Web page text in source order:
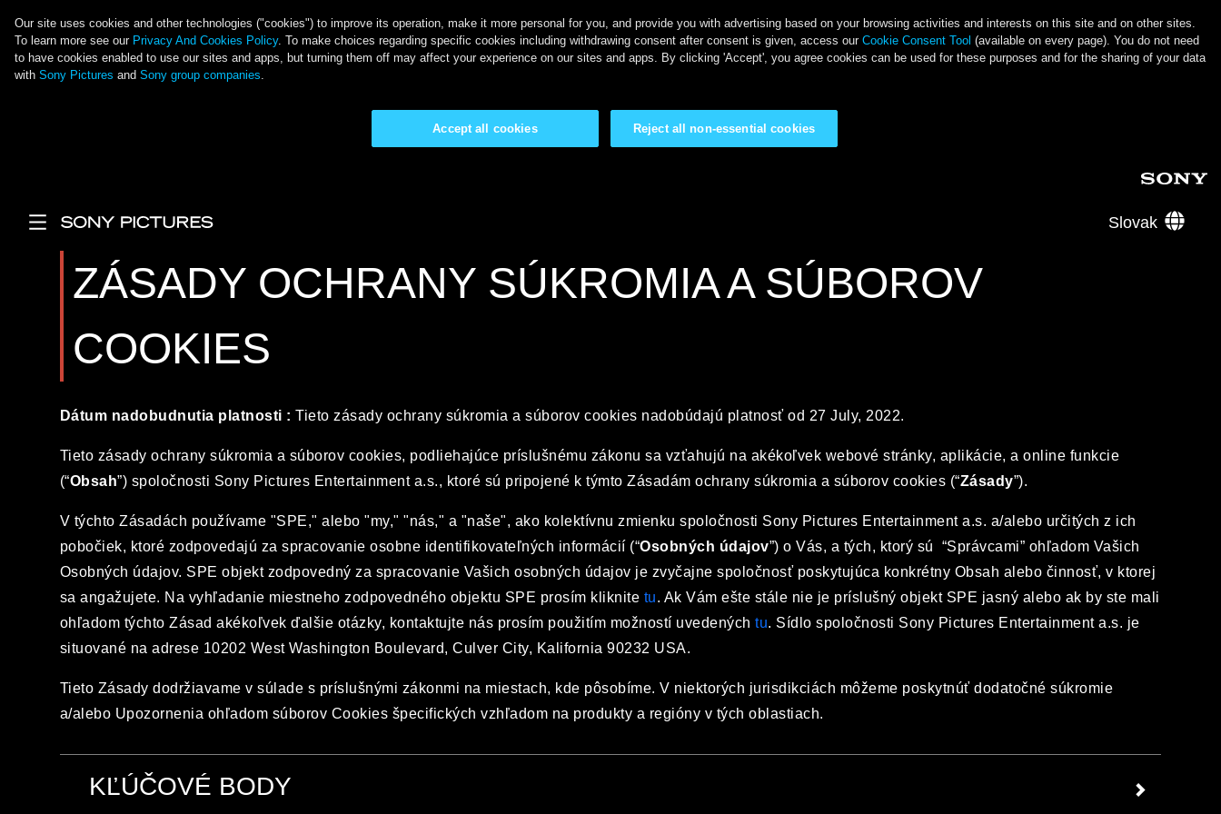
Our site uses cookies and other technologies ("cookies") to improve its operation, make it more personal for you, and provide you with advertising based on your browsing activities and interests on this site and on other sites.
To learn more see our Privacy And Cookies Policy. To make choices regarding specific cookies including withdrawing consent after consent is given, access our Cookie Consent Tool (available on every page). You do not need
to have cookies enabled to use our sites and apps, but turning them off may affect your experience on our sites and apps. By clicking 'Accept', you agree cookies can be used for these purposes and for the sharing of your data
with Sony Pictures and Sony group companies.
Reject all non-essential cookies
Accept all cookies
Slovak
ZÁSADY OCHRANY SÚKROMIA A SÚBOROV
COOKIES
Dátum nadobudnutia platnosti : Tieto zásady ochrany súkromia a súborov cookies nadobúdajú platnosť od 27 July, 2022.
Tieto zásady ochrany súkromia a súborov cookies, podliehajúce príslušnému zákonu sa vzťahujú na akékoľvek webové stránky, aplikácie, a online funkcie
(“Obsah”) spoločnosti Sony Pictures Entertainment a.s., ktoré sú pripojené k týmto Zásadám ochrany súkromia a súborov cookies (“Zásady”).
V týchto Zásadách používame "SPE," alebo "my," "nás," a "naše", ako kolektívnu zmienku spoločnosti Sony Pictures Entertainment a.s. a/alebo určitých z ich
pobočiek, ktoré zodpovedajú za spracovanie osobne identifikovateľných informácií (“Osobných údajov”) o Vás, a tých, ktorý sú “Správcami” ohľadom Vašich
Osobných údajov. SPE objekt zodpovedný za spracovanie Vašich osobných údajov je zvyčajne spoločnosť poskytujúca konkrétny Obsah alebo činnosť, v ktorej
sa angažujete. Na vyhľadanie miestneho zodpovedného objektu SPE prosím kliknite tu. Ak Vám ešte stále nie je príslušný objekt SPE jasný alebo ak by ste mali
ohľadom týchto Zásad akékoľvek ďalšie otázky, kontaktujte nás prosím použitím možností uvedenýchtu. Sídlo spoločnosti Sony Pictures Entertainment a.s. je
situované na adrese 10202 West Washington Boulevard, Culver City, Kalifornia 90232 USA.
Tieto Zásady dodržiavame v súlade s príslušnými zákonmi na miestach, kde pôsobíme. V niektorých jurisdikciách môžeme poskytnúť dodatočné súkromie
a/alebo Upozornenia ohľadom súborov Cookies špecifických vzhľadom na produkty a regióny v tých oblastiach.
KĽÚČOVÉ BODY